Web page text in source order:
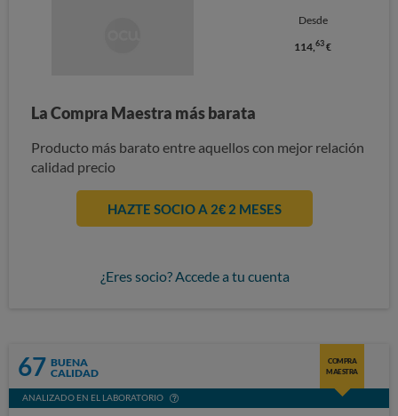
Desde
114,63 €
La Compra Maestra más barata
Producto más barato entre aquellos con mejor relación
calidad precio
HAZTE SOCIO A 2€ 2 MESES
¿Eres socio? Accede a tu cuenta
67 BUENA
CALIDAD
COMPRA
MAESTRA
ANALIZADO EN EL LABORATORIO